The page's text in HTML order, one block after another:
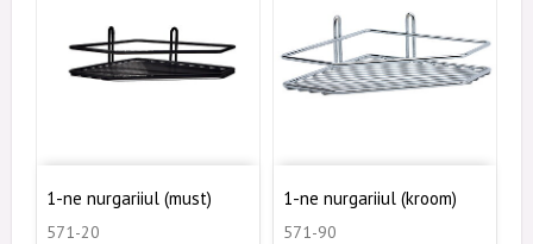
1-ne nurgariiul (must)
571-20
1-ne nurgariiul (kroom)
571-90